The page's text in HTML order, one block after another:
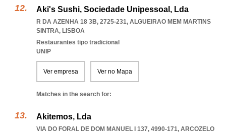
Aki's Sushi, Sociedade Unipessoal, Lda
R DA AZENHA 18 3B, 2725-231, ALGUEIRAO MEM MARTINS
SINTRA, LISBOA
Restaurantes tipo tradicional
UNIP
Ver empresa Ver no Mapa
Matches in the search for:
Akitemos, Lda
VIA DO FORAL DE DOM MANUEL I 137, 4990-171, ARCOZELO